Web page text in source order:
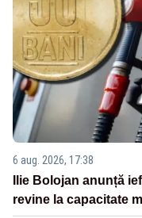
6 aug. 2026, 17:38
Ilie Bolojan anunță
revine la capacitate